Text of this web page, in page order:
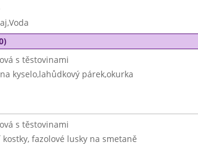
s těstovinami
kyselo,lahůdkový párek,okurka
s těstovinami
kostky, fazolové lusky na smetaně